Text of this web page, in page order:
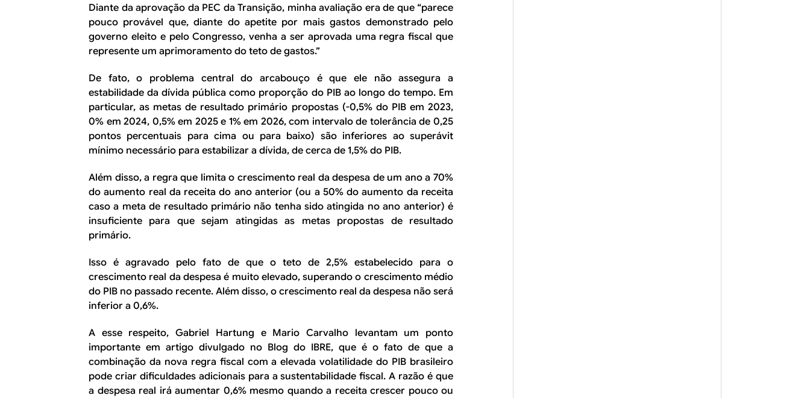
Diante da aprovação da PEC da Transição, minha avaliação era de que “parece
pouco provável que, diante do apetite por mais gastos demonstrado pelo
governo eleito e pelo Congresso, venha a ser aprovada uma regra fiscal que
represente um aprimoramento do teto de gastos.”
De fato, o problema central do arcabouço é que ele não assegura a
estabilidade da dívida pública como proporção do PIB ao longo do tempo. Em
particular, as metas de resultado primário propostas (-0,5% do PIB em 2023,
0% em 2024, 0,5% em 2025 e 1% em 2026, com intervalo de tolerância de 0,25
pontos percentuais para cima ou para baixo) são inferiores ao superávit
mínimo necessário para estabilizar a dívida, de cerca de 1,5% do PIB.
Além disso, a regra que limita o crescimento real da despesa de um ano a 70%
do aumento real da receita do ano anterior (ou a 50% do aumento da receita
caso a meta de resultado primário não tenha sido atingida no ano anterior) é
insuficiente para que sejam atingidas as metas propostas de resultado
primário.
Isso é agravado pelo fato de que o teto de 2,5% estabelecido para o
crescimento real da despesa é muito elevado, superando o crescimento médio
do PIB no passado recente. Além disso, o crescimento real da despesa não será
inferior a 0,6%.
A esse respeito, Gabriel Hartung e Mario Carvalho levantam um ponto
importante em artigo divulgado no Blog do IBRE, que é o fato de que a
combinação da nova regra fiscal com a elevada volatilidade do PIB brasileiro
pode criar dificuldades adicionais para a sustentabilidade fiscal. A razão é que
a despesa real irá aumentar 0,6% mesmo quando a receita crescer pouco ou